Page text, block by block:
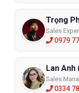
Trọng
Sales
0979
Lan Anh
Sales
0334